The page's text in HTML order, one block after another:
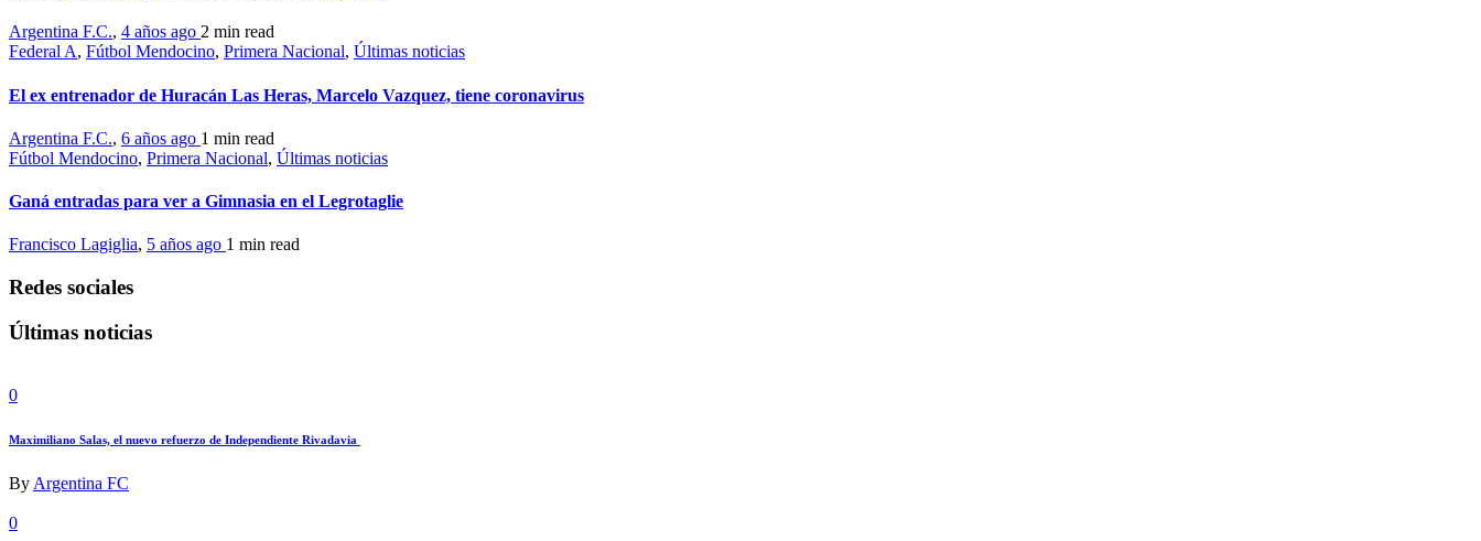
Argentina F.C., 4 años ago 2 min read
Federal A, Fútbol Mendocino, Primera Nacional, Últimas noticias
El ex entrenador de Huracán Las Heras, Marcelo Vazquez, tiene coronavirus
Argentina F.C., 6 años ago 1 min read
Fútbol Mendocino, Primera Nacional, Últimas noticias
Ganá entradas para ver a Gimnasia en el Legrotaglie
Francisco Lagiglia, 5 años ago 1 min read
Redes sociales
Últimas noticias
0
Maximiliano Salas, el nuevo refuerzo de Independiente Rivadavia
By Argentina FC
0